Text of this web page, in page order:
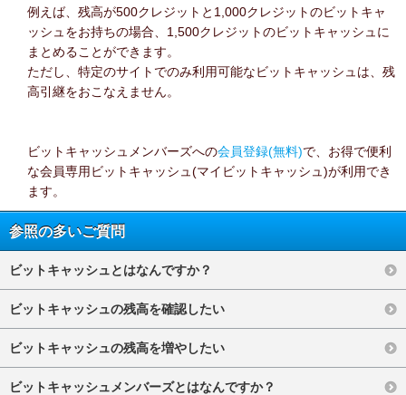
例えば、残高が500クレジットと1,000クレジットのビットキャ
ッシュをお持ちの場合、1,500クレジットのビットキャッシュに
まとめることができます。
ただし、特定のサイトでのみ利用可能なビットキャッシュは、残
高引継をおこなえません。
ビットキャッシュメンバーズへの会員登録(無料)で、お得で便利
な会員専用ビットキャッシュ(マイビットキャッシュ)が利用でき
ます。
参照の多いご質問
ビットキャッシュとはなんですか？
ビットキャッシュの残高を確認したい
ビットキャッシュの残高を増やしたい
ビットキャッシュメンバーズとはなんですか？